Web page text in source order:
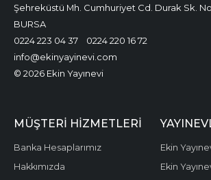
Şehreküstü Mh. Cumhuriyet Cd. Durak Sk.
BURSA
0224 223 04 37
0224 220 16 72
info@ekinyayinevi.com
© 2026 Ekin Yayınevi
MÜŞTERI HIZMETLERI
Banka Hesaplarımız
Hakkımızda
Ekin
Ekin